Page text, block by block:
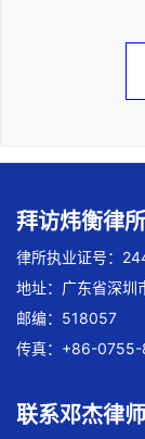
拜访炜衡律所
律所执业证号：
地址：广东省深圳
邮编：518057
传真：+86-
联系邓杰律师